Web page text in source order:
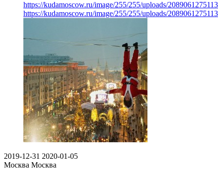
https://kudamoscow.ru/image/255/255/uploads/
https://kudamoscow.ru/image/255/255/uploads/
2019-12-31 2020-01-05
Москва Москва